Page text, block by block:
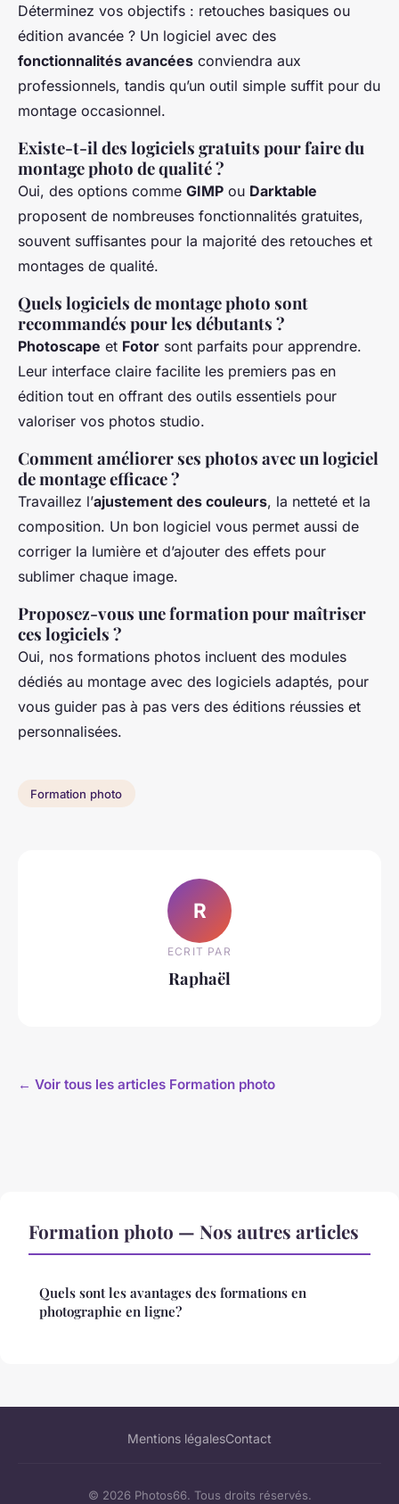
Déterminez vos objectifs : retouches basiques ou
édition avancée ? Un logiciel avec des
fonctionnalités avancées conviendra aux
professionnels, tandis qu’un outil simple suffit pour du
montage occasionnel.
Existe-t-il des logiciels gratuits pour faire du
montage photo de qualité ?
Oui, des options comme GIMP ou Darktable
proposent de nombreuses fonctionnalités gratuites,
souvent suffisantes pour la majorité des retouches et
montages de qualité.
Quels logiciels de montage photo sont
recommandés pour les débutants ?
Photoscape et Fotor sont parfaits pour apprendre.
Leur interface claire facilite les premiers pas en
édition tout en offrant des outils essentiels pour
valoriser vos photos studio.
Comment améliorer ses photos avec un logiciel
de montage efficace ?
Travaillez l’ajustement des couleurs, la netteté et la
composition. Un bon logiciel vous permet aussi de
corriger la lumière et d’ajouter des effets pour
sublimer chaque image.
Proposez-vous une formation pour maîtriser
ces logiciels ?
Oui, nos formations photos incluent des modules
dédiés au montage avec des logiciels adaptés, pour
vous guider pas à pas vers des éditions réussies et
personnalisées.
Formation photo
R
ECRIT PAR
Raphaël
← Voir tous les articles Formation photo
Formation photo — Nos autres articles
Quels sont les avantages des formations en
photographie en ligne?
Mentions légalesContact
© 2026 Photos66. Tous droits réservés.